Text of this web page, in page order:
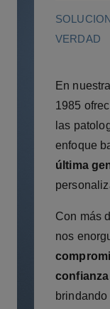
VERDAD
En
1985
las
enfoque
última
Con más
nos